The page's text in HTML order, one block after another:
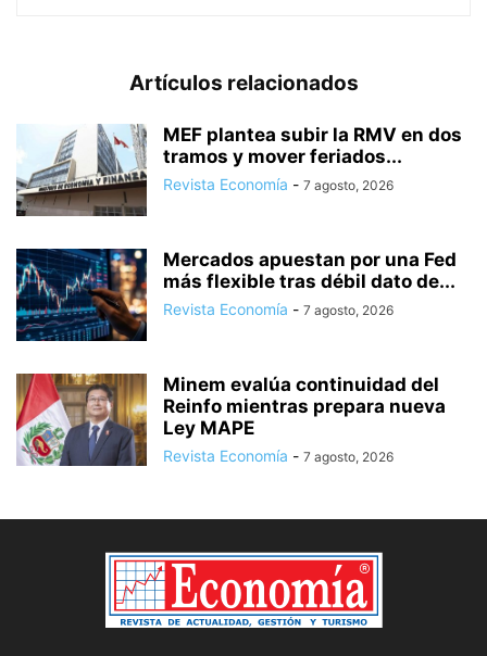
Artículos relacionados
MEF plantea subir la RMV en dos
tramos y mover feriados...
Revista Economía - 7 agosto, 2026
Mercados apuestan por una Fed
más flexible tras débil dato de...
Revista Economía - 7 agosto, 2026
Minem evalúa continuidad del
Reinfo mientras prepara nueva
Ley MAPE
Revista Economía - 7 agosto, 2026